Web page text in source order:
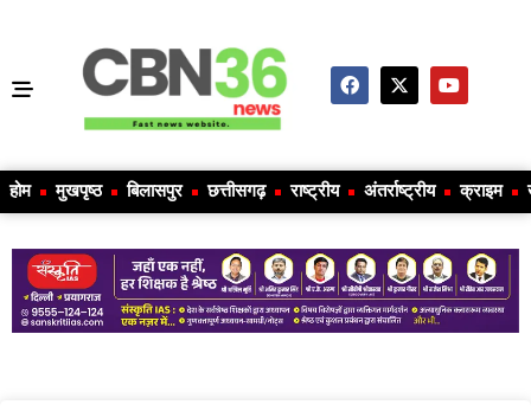
होम मुखपृष्ठ बिलासपुर छत्तीसगढ़ राष्ट्रीय अंतर्राष्ट्रीय क्राइम